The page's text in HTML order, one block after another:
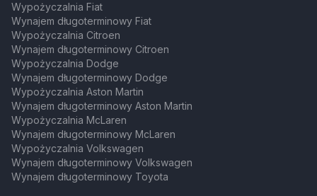
Wypożyczalnia Fiat
Wynajem długoterminowy Fiat
Wypożyczalnia Citroen
Wynajem długoterminowy Citroen
Wypożyczalnia Dodge
Wynajem długoterminowy Dodge
Wypożyczalnia Aston Martin
Wynajem długoterminowy Aston Martin
Wypożyczalnia McLaren
Wynajem długoterminowy McLaren
Wypożyczalnia Volkswagen
Wynajem długoterminowy Volkswagen
Wynajem długoterminowy Toyota